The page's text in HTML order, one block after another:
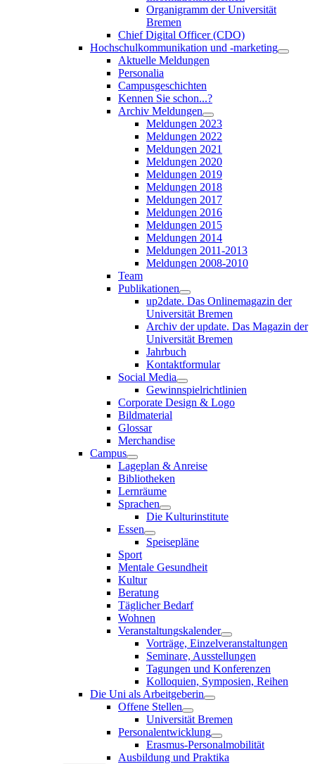
Organigramm der Universität
Bremen
Chief Digital Officer (CDO)
Hochschulkommunikation und -marketing
Aktuelle Meldungen
Personalia
Campusgeschichten
Kennen Sie schon...?
Archiv Meldungen
Meldungen 2023
Meldungen 2022
Meldungen 2021
Meldungen 2020
Meldungen 2019
Meldungen 2018
Meldungen 2017
Meldungen 2016
Meldungen 2015
Meldungen 2014
Meldungen 2011-2013
Meldungen 2008-2010
Team
Publikationen
up2date. Das Onlinemagazin der
Universität Bremen
Archiv der update. Das Magazin der
Universität Bremen
Jahrbuch
Kontaktformular
Social Media
Gewinnspielrichtlinien
Corporate Design & Logo
Bildmaterial
Glossar
Merchandise
Campus
Lageplan & Anreise
Bibliotheken
Lernräume
Sprachen
Die Kulturinstitute
Essen
Speisepläne
Sport
Mentale Gesundheit
Kultur
Beratung
Täglicher Bedarf
Wohnen
Veranstaltungskalender
Vorträge, Einzelveranstaltungen
Seminare, Ausstellungen
Tagungen und Konferenzen
Kolloquien, Symposien, Reihen
Die Uni als Arbeitgeberin
Offene Stellen
Universität Bremen
Personalentwicklung
Erasmus-Personalmobilität
Ausbildung und Praktika